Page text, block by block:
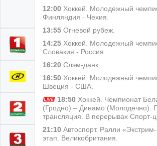
12:00 Хоккей. Молодежный
Финляндия - Чехия.
13:55 Огневой рубеж.
14:25 Хоккей. Молодежный
Словакия - Россия.
16:20 Слэм-данк.
16:50 Хоккей. Молодежный
Швеция - США.
18:50 Хоккей. Чемпионат
(Гродно) – Динамо (Молодечно).
трансляция. В перерывах Спорт-
21:10 Автоспорт. Ралли
этап. Великобритания.